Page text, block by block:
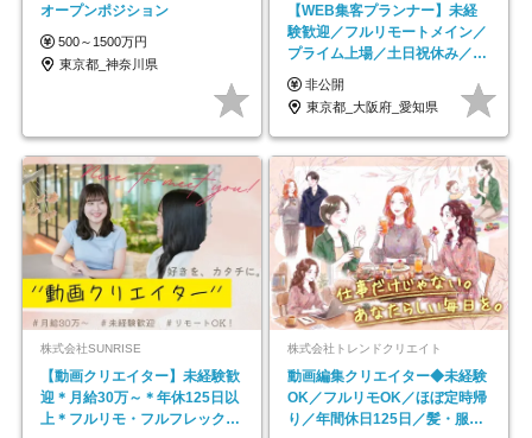
オープンポジション
500～1500万円
東京都_神奈川県
【WEB集客プランナー】未経
験歓迎／フルリモートメイン／
プライム上場／土日祝休み／東
京・大阪・名古屋
非公開
東京都_大阪府_愛知県
株式会社SUNRISE
【動画クリエイター】未経験歓
迎＊月給30万～＊年休125日以
上＊フルリモ・フルフレックス
株式会社トレンドクリエイト
動画編集クリエイター◆未経験
OK／フルリモOK／ほぼ定時帰
り／年間休日125日／髪・服・